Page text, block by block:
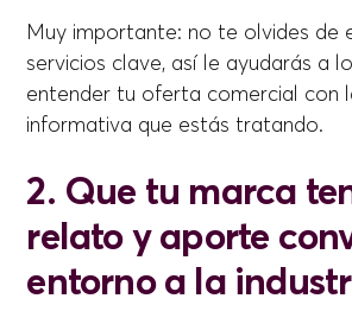
Muy importante: no te olvides de
servicios clave, así le ayudarás a
entender tu oferta comercial con
informativa que estás tratando.
2. Que tu marca
relato y aporte
entorno a la